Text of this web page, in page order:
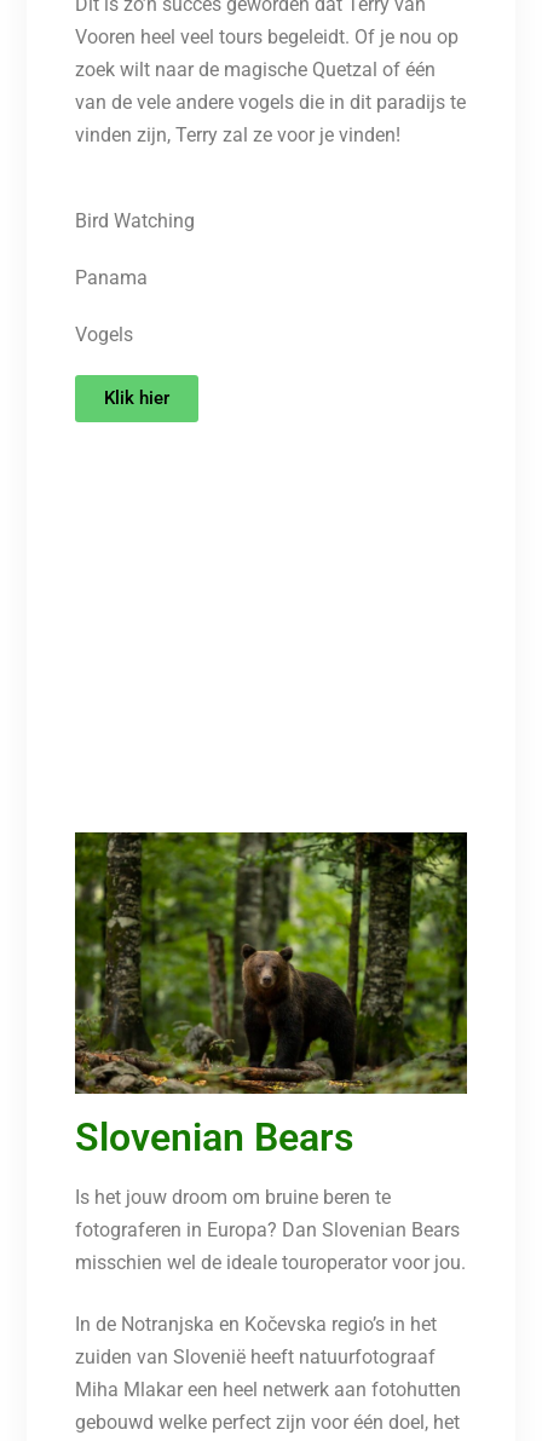
Vooren heel veel tours begeleidt. Of je nou op
zoek wilt naar de magische Quetzal of één
van de vele andere vogels die in dit paradijs te
vinden zijn, Terry zal ze voor je vinden!
Bird Watching
Panama
Vogels
Klik hier
Slovenian Bears
Is het jouw droom om bruine beren te
fotograferen in Europa? Dan Slovenian Bears
misschien wel de ideale touroperator voor jou.
In de Notranjska en Kočevska regio’s in het
zuiden van Slovenië heeft natuurfotograaf
Miha Mlakar een heel netwerk aan fotohutten
gebouwd welke perfect zijn voor één doel, het